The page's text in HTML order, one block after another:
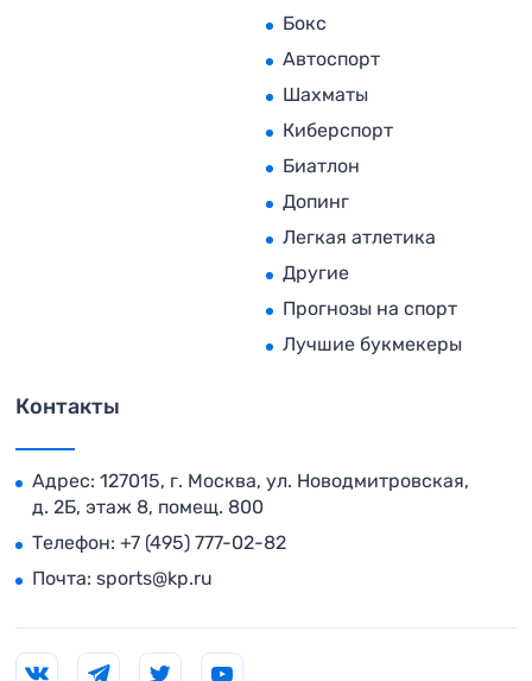
Бокс
Автоспорт
Шахматы
Киберспорт
Биатлон
Допинг
Легкая атлетика
Другие
Прогнозы на спорт
Лучшие букмекеры
Контакты
Адрес: 127015, г. Москва, ул. Новодмитровская,
д. 2Б, этаж 8, помещ. 800
Телефон: +7 (495) 777-02-82
Почта: sports@kp.ru